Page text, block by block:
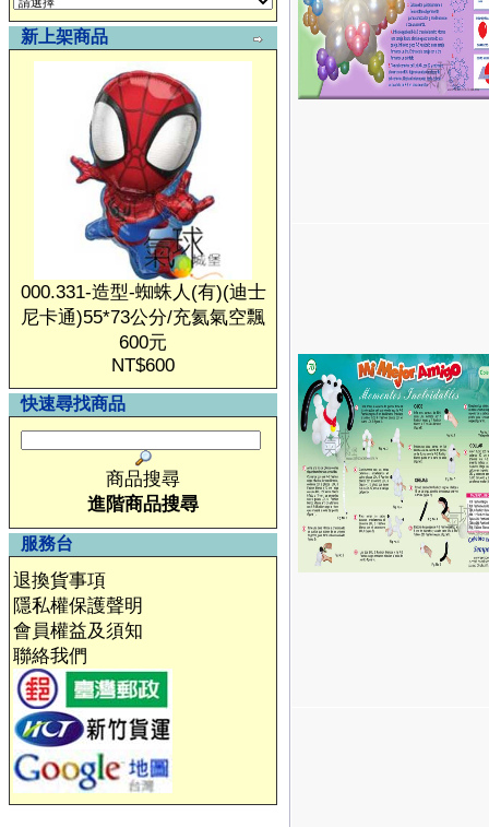
新上架商品
000.331-造型-蜘蛛人(有)(迪士
尼卡通)55*73公分/充氦氣空飄
600元
NT$600
快速尋找商品
商品搜尋
進階商品搜尋
服務台
退換貨事項
隱私權保護聲明
會員權益及須知
聯絡我們